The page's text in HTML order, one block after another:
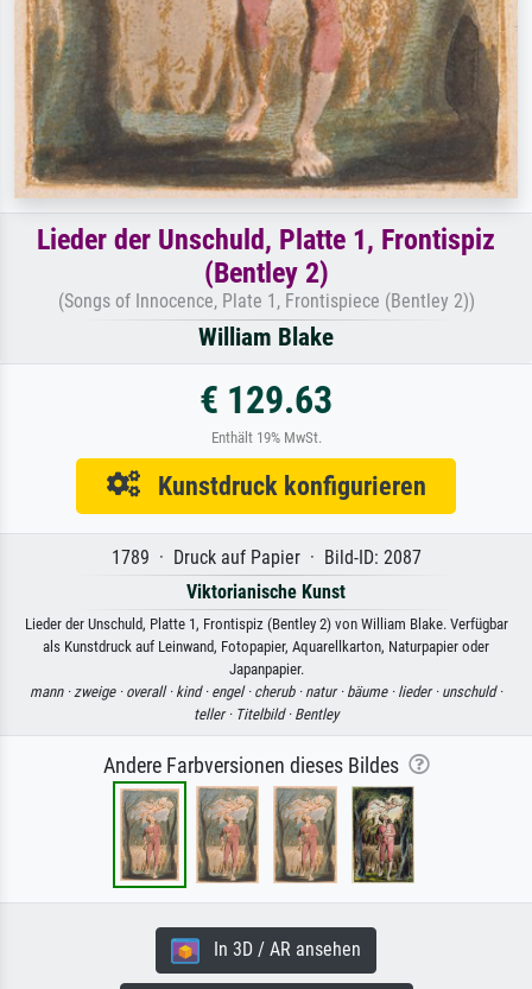
Lieder der Unschuld, Platte 1, Frontispiz
(Bentley 2)
(Songs of Innocence, Plate 1, Frontispiece (Bentley 2))
William Blake
€ 129.63
Enthält 19% MwSt.
Kunstdruck konfigurieren
1789 · Druck auf Papier · Bild-ID: 2087
Viktorianische Kunst
Lieder der Unschuld, Platte 1, Frontispiz (Bentley 2) von William Blake. Verfügbar
als Kunstdruck auf Leinwand, Fotopapier, Aquarellkarton, Naturpapier oder
Japanpapier.
mann ·zweige · overall · kind · engel · cherub · natur · bäume · lieder · unschuld ·
teller · Titelbild · Bentley
Andere Farbversionen dieses Bildes
In 3D / AR ansehen